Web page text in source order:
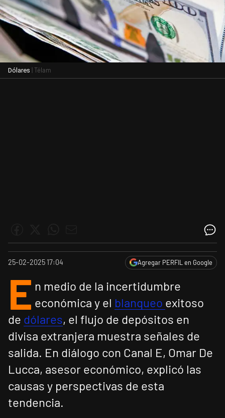
Dólares | Télam
25-02-2025 17:04 Agregar PERFIL en Google
E n medio de la incertidumbre
económica y el blanqueo exitoso
de dólares, el flujo de depósitos en
divisa extranjera muestra señales de
salida. En diálogo con Canal E, Omar De
Lucca, asesor económico, explicó las
causas y perspectivas de esta
tendencia.